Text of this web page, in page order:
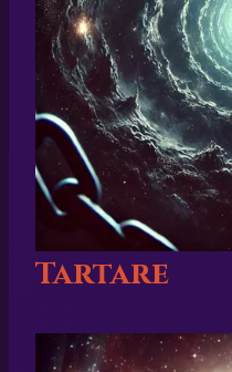
Tartare